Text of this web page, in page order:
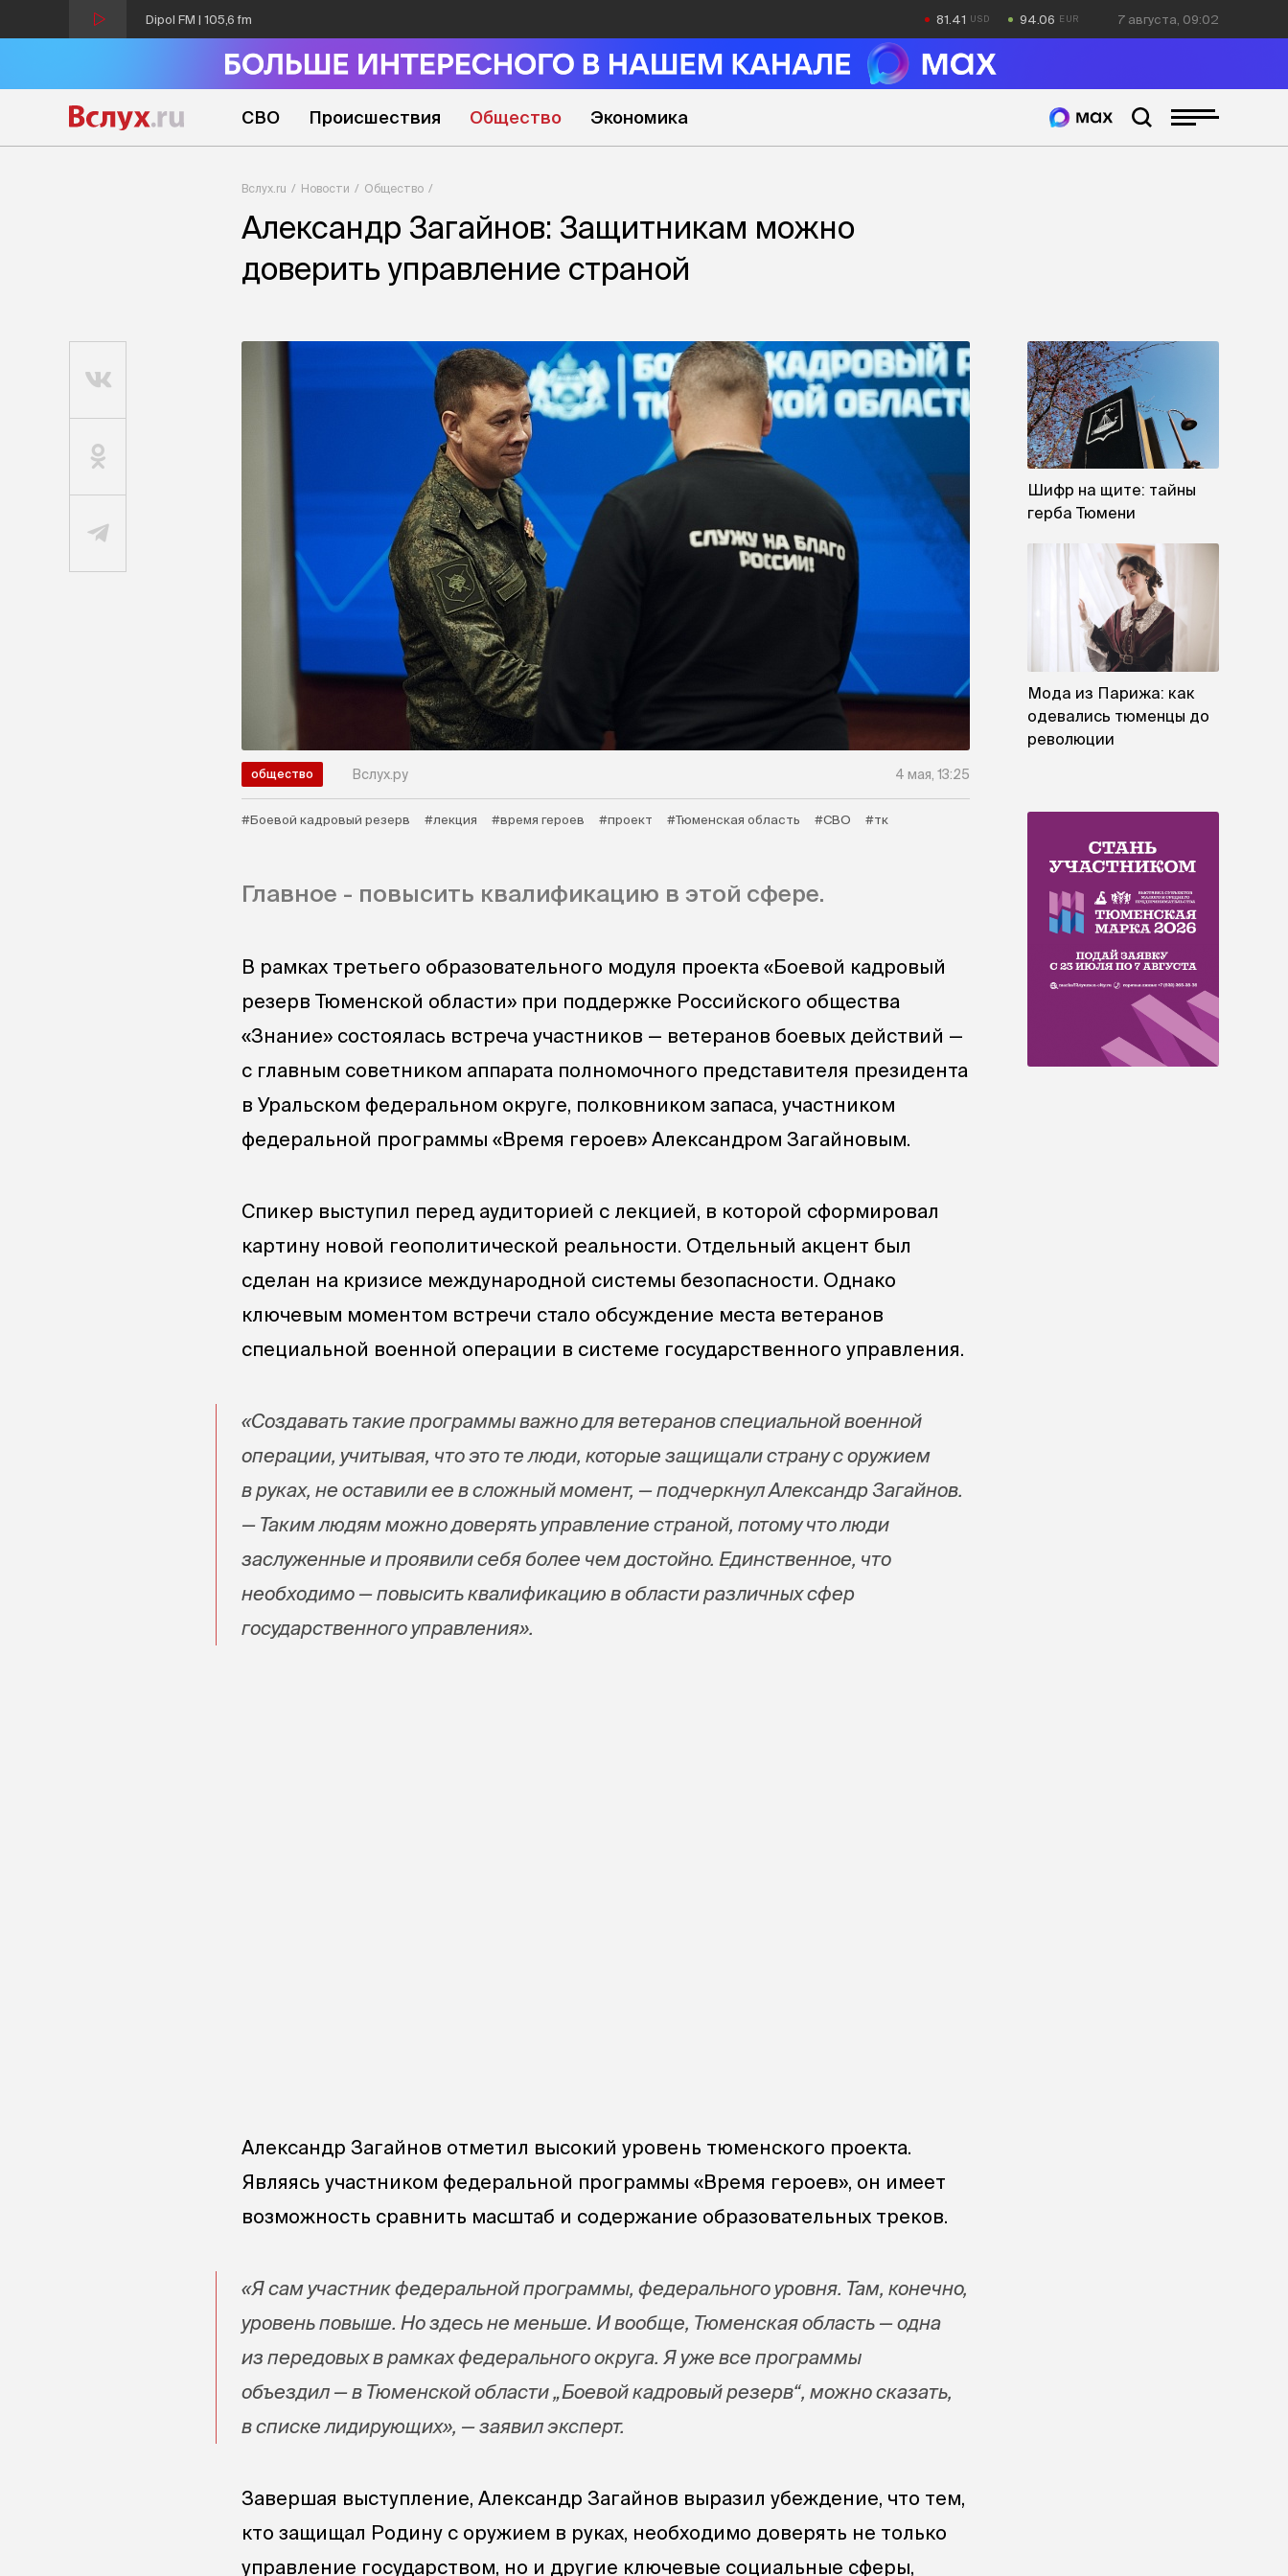
Dipol FM | 105,6 fm 81.41 94.06 7 августа, 09:02
СВО Происшествия Общество Экономика
Вслух.ru Новости Общество
Александр Загайнов: Защитникам можно
доверить управление страной
общество Вслух.ру 4 мая, 13:25
#Боевой кадровый резерв #лекция #время героев #проект #Тюменская область #СВО #тк
Главное - повысить квалификацию в этой сфере.
В рамках третьего образовательного модуля проекта «Боевой кадровый
резерв Тюменской области» при поддержке Российского общества
«Знание» состоялась встреча участников — ветеранов боевых действий —
с главным советником аппарата полномочного представителя президента
в Уральском федеральном округе, полковником запаса, участником
федеральной программы «Время героев» Александром Загайновым.
Спикер выступил перед аудиторией с лекцией, в которой сформировал
картину новой геополитической реальности. Отдельный акцент был
сделан на кризисе международной системы безопасности. Однако
ключевым моментом встречи стало обсуждение места ветеранов
специальной военной операции в системе государственного управления.
«Создавать такие программы важно для ветеранов специальной военной
операции, учитывая, что это те люди, которые защищали страну с оружием
в руках, не оставили ее в сложный момент, — подчеркнул Александр Загайнов.
— Таким людям можно доверять управление страной, потому что люди
заслуженные и проявили себя более чем достойно. Единственное, что
необходимо — повысить квалификацию в области различных сфер
государственного управления».
Александр Загайнов отметил высокий уровень тюменского проекта.
Являясь участником федеральной программы «Время героев», он имеет
возможность сравнить масштаб и содержание образовательных треков.
«Я сам участник федеральной программы, федерального уровня. Там, конечно,
уровень повыше. Но здесь не меньше. И вообще, Тюменская область — одна
из передовых в рамках федерального округа. Я уже все программы
объездил — в Тюменской области „Боевой кадровый резерв“, можно сказать,
в списке лидирующих», — заявил эксперт.
Завершая выступление, Александр Загайнов выразил убеждение, что тем,
кто защищал Родину с оружием в руках, необходимо доверять не только
управление государством, но и другие ключевые социальные сферы,
Шифр на щите: тайны
герба Тюмени
Мода из Парижа: как
одевались тюменцы до
революции